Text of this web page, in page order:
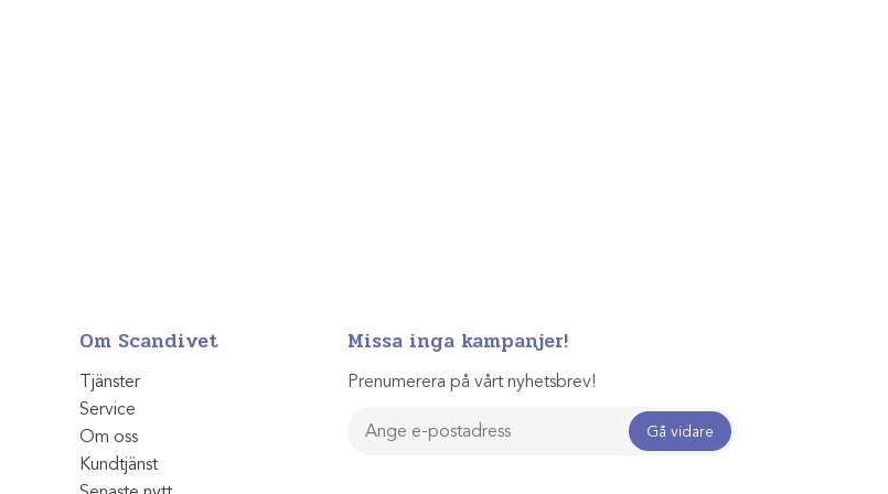
Om Scandivet
Tjänster
Service
Om oss
Kundtjänst
Missa inga kampanjer!
Prenumerera på vårt nyhetsbrev!
Gå vidare